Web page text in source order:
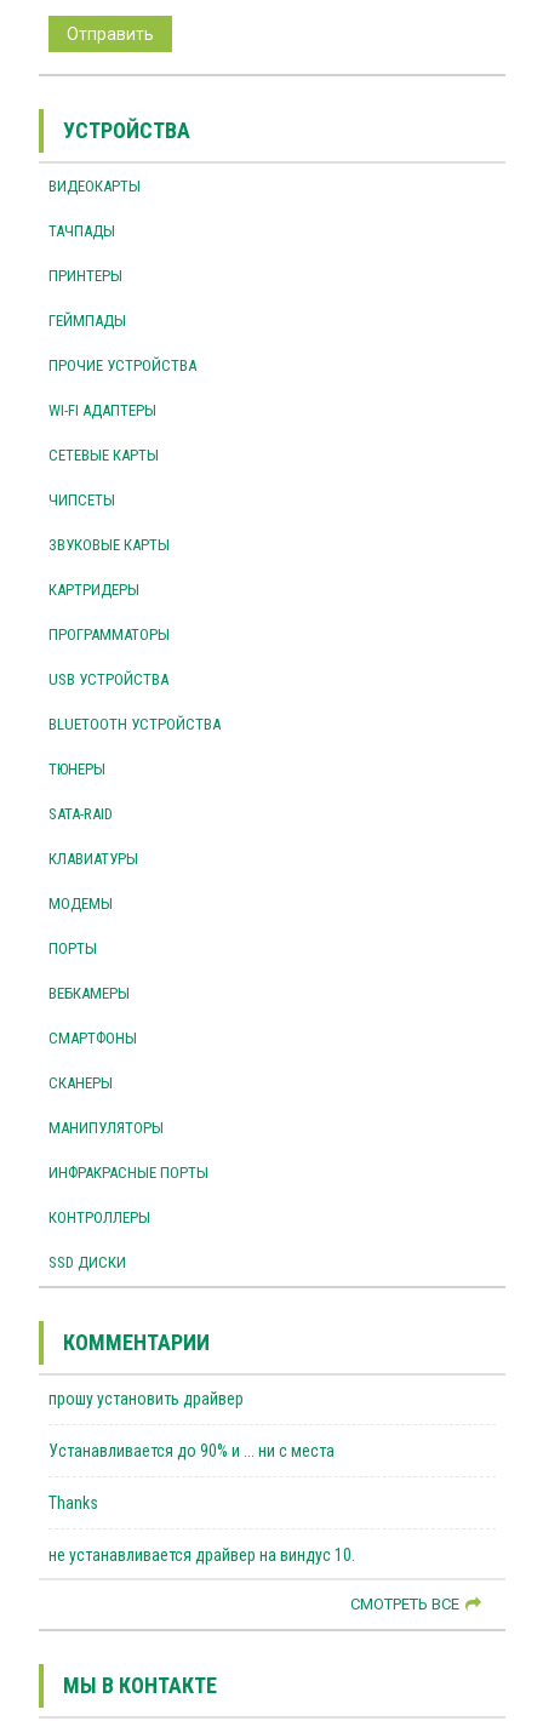
УСТРОЙСТВА
ВИДЕОКАРТЫ
ТАЧПАДЫ
ПРИНТЕРЫ
ГЕЙМПАДЫ
ПРОЧИЕ УСТРОЙСТВА
WI-FI АДАПТЕРЫ
СЕТЕВЫЕ КАРТЫ
ЧИПСЕТЫ
ЗВУКОВЫЕ КАРТЫ
КАРТРИДЕРЫ
ПРОГРАММАТОРЫ
USB УСТРОЙСТВА
BLUETOOTH УСТРОЙСТВА
ТЮНЕРЫ
SATA-RAID
КЛАВИАТУРЫ
МОДЕМЫ
ПОРТЫ
ВЕБКАМЕРЫ
СМАРТФОНЫ
СКАНЕРЫ
МАНИПУЛЯТОРЫ
ИНФРАКРАСНЫЕ ПОРТЫ
КОНТРОЛЛЕРЫ
SSD ДИСКИ
КОММЕНТАРИИ
прошу установить драйвер
Устанавливается до 90% и ... ни с места
Thanks
не устанавливается драйвер на виндус 10.
СМОТРЕТЬ ВСЕ
МЫ В КОНТАКТЕ